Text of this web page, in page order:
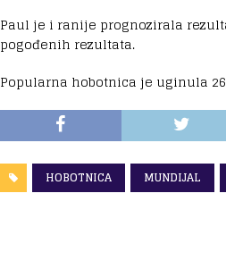
Paul je i ranije prognozirala
pogođenih rezultata.
Popularna hobotnica je uginula
HOBOTNICA MUNDIJAL